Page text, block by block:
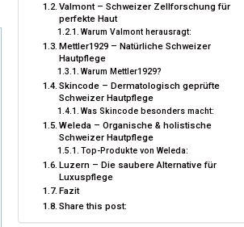
Valmont – Schweizer Zellforschung für
perfekte Haut
Warum Valmont herausragt:
Mettler1929 – Natürliche Schweizer
Hautpflege
Warum Mettler1929?
Skincode – Dermatologisch geprüfte
Schweizer Hautpflege
Was Skincode besonders macht:
Weleda – Organische & holistische
Schweizer Hautpflege
Top-Produkte von Weleda:
Luzern – Die saubere Alternative für
Luxuspflege
Fazit
Share this post: